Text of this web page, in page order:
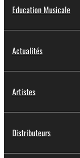
Education Musicale
Actualités
Artistes
Distributeurs